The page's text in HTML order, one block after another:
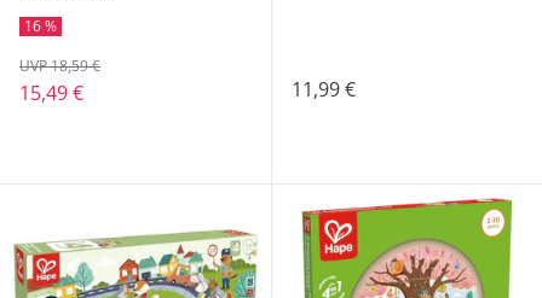
16 %
15,49 €
UVP 18,59 €
11,99 €